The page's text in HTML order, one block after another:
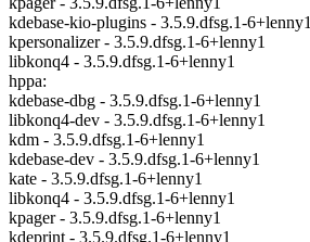
kdebase-kio-plugins - 3.5.9.dfsg.1-6+lenny1
kpersonalizer - 3.5.9.dfsg.1-6+lenny1
libkonq4 - 3.5.9.dfsg.1-6+lenny1
hppa:
kdebase-dbg - 3.5.9.dfsg.1-6+lenny1
libkonq4-dev - 3.5.9.dfsg.1-6+lenny1
kdm - 3.5.9.dfsg.1-6+lenny1
kdebase-dev - 3.5.9.dfsg.1-6+lenny1
kate - 3.5.9.dfsg.1-6+lenny1
libkonq4 - 3.5.9.dfsg.1-6+lenny1
kpager - 3.5.9.dfsg.1-6+lenny1
kdeprint - 3.5.9.dfsg.1-6+lenny1